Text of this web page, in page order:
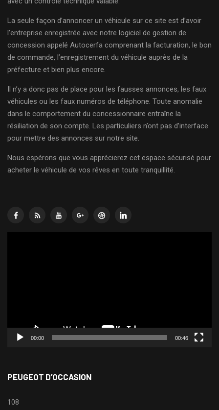
La seule façon d’annoncer un véhicule sur ce site est d’avoir
l’entreprise enregistrée avec notre logiciel de gestion de
concession appelé Autocerfa comprenant la facturation, le bon
de commande, l’enregistrement du véhicule auprès de la
préfecture et bien plus encore.
Il n’y a donc pas de place pour les fausses annonces, les faux
véhicules ou les faux numéros de téléphone. Toute anomalie
dans le comportement du concessionnaire entraîne la
résiliation de son compte. Les particuliers n’ont pas d’interface
pour mettre des annonces sur notre site.
Nous espérons que vous apprécierez cet espace sécurisé pour
acheter le véhicule de vos rêves en toute tranquillité.
00:00 00:46
PEUGEOT D’OCCASION
108